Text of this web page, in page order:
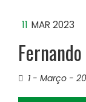
11 MAR 2023
1 - Março -